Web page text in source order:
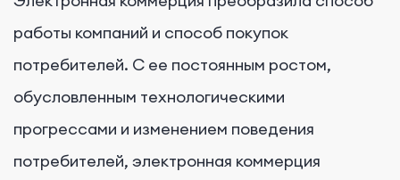
работы компаний и способ покупок
потребителей. С ее постоянным ростом,
обусловленным технологическими
прогрессами и изменением поведения
потребителей, электронная коммерция